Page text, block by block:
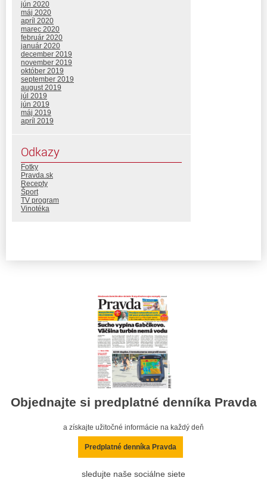
jún 2020
máj 2020
apríl 2020
marec 2020
február 2020
január 2020
december 2019
november 2019
október 2019
september 2019
august 2019
júl 2019
jún 2019
máj 2019
apríl 2019
Odkazy
Fotky
Pravda.sk
Recepty
Šport
TV program
Vinotéka
Objednajte si predplatné denníka Pravda
a získajte užitočné informácie na každý deň
Predplatné denníka Pravda
sledujte naše sociálne siete